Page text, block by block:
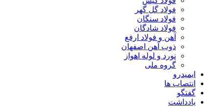
فولاد گل گهر
فولاد سنگان
فولاد شادگان
آهن و فولاد ارفع
ذوب آهن اصفهان
نورد و لوله اهواز
گروه ملی
ایمیدرو
انتصاب ها
گفتگو
یادداشت